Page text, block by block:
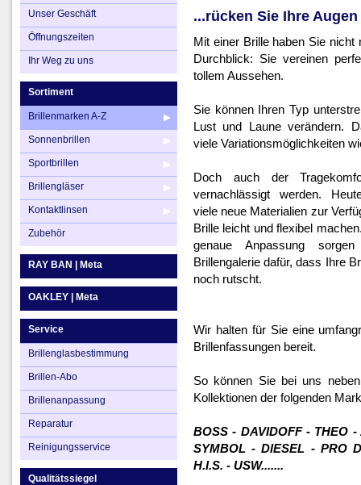
Öffnungszeiten
Ihr Weg zu uns
Sportbrillen
Kontaktlinsen
Zubehör
Unser Geschäft
Öffnungszeiten
Ihr Weg zu uns
Sortiment
Brillenmarken A-Z
Sonnenbrillen
Sportbrillen
Brillengläser
Kontaktlinsen
Zubehör
RAY BAN | Meta
OAKLEY | Meta
Service
Brillenglasbestimmung
Brillen-Abo
Brillenanpassung
Reparatur
Reinigungsservice
Qualitätssiegel
...rücken Sie Ihre
Mit einer Brille haben Sie nicht
Durchblick: Sie vereinen
tollem Aussehen.
Sie können Ihren Typ
Lust und Laune verändern.
viele Variationsmöglichkeiten
Doch auch der
vernachlässigt werden.
viele neue Materialien zur
Brille leicht und flexibel
genaue Anpassung
Brillengalerie dafür, dass Ihre
noch rutscht.
Wir halten für Sie eine
Brillenfassungen bereit.
So können Sie bei uns
Kollektionen der folgenden
BOSS - DAVIDOFF - THEO
SYMBOL - DIESEL - PRO
H.I.S. - USW.......